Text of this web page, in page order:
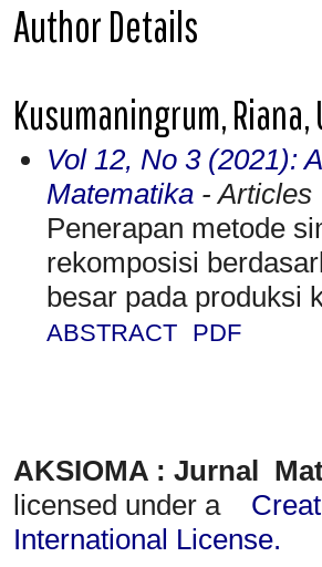
Author Details
Kusumaningrum,
Vol 12, No 3 (2021):
Matematika - Articles
Penerapan metode
rekomposisi
besar pada produksi
ABSTRACT PDF
AKSIOMA : Jurnal
licensed under a
International License.